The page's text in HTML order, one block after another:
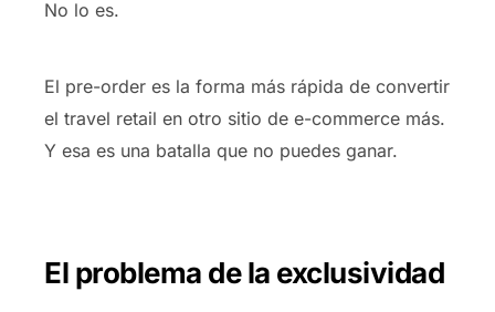
No lo es.
El pre-order es la forma más rápida de convertir
el travel retail en otro sitio de e-commerce más.
Y esa es una batalla que no puedes ganar.
El problema de la exclusividad